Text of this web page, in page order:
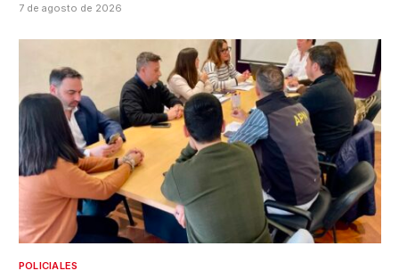
7 de agosto de 2026
POLICIALES